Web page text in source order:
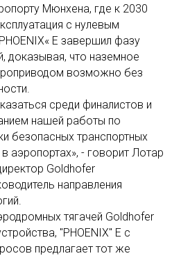
Мюнхена, где к 2030
с нулевым
E завершил фазу
доказывая, что наземное
возможно без
среди финалистов и
нашей работы по
безопасных транспортных
аэропортах», - говорит Лотар
Goldhofer
направления
тягачей Goldhofer
"PHOENIX" E с
предлагает тот же